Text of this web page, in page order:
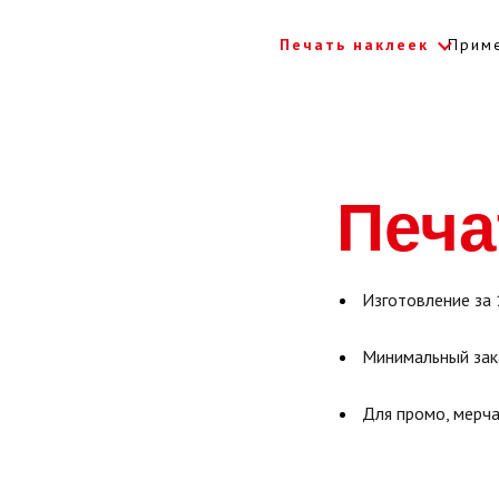
Печать наклеек
Изготовление за
Минимальный
Для промо,